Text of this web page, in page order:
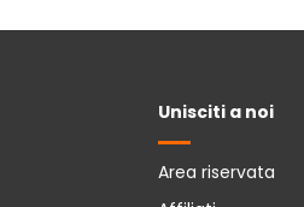
Unisciti a noi
Area riservata